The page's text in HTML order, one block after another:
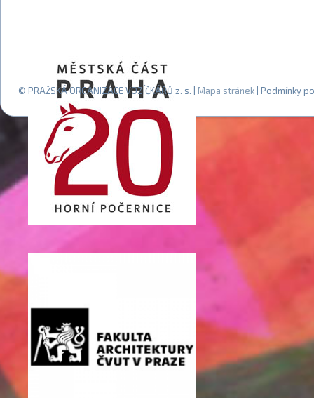
© PRAŽSKÁ ORGANIZACE VOZÍČKÁŘŮ z. s. | Mapa stránek | Podmínky